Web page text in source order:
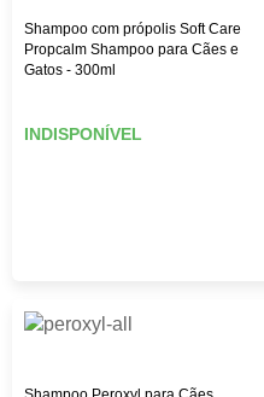
Shampoo com própolis Soft Care
Propcalm Shampoo para Cães e
Gatos - 300ml
INDISPONÍVEL